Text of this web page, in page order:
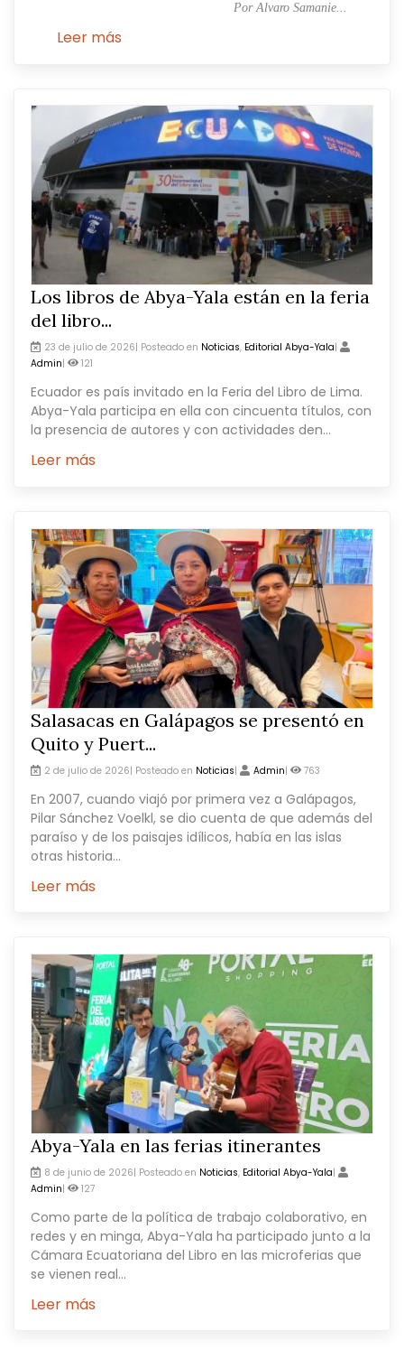
Por Alvaro Samanie...
Leer más
Los libros de Abya-Yala están en la feria
del libro...
23 de julio de 2026| Posteado en Noticias, Editorial Abya-Yala|
Admin| 121
Ecuador es país invitado en la Feria del Libro de Lima.
Abya-Yala participa en ella con cincuenta títulos, con
la presencia de autores y con actividades den...
Leer más
Salasacas en Galápagos se presentó en
Quito y Puert...
2 de julio de 2026| Posteado en Noticias| Admin| 763
En 2007, cuando viajó por primera vez a Galápagos,
Pilar Sánchez Voelkl, se dio cuenta de que además del
paraíso y de los paisajes idílicos, había en las islas
otras historia...
Leer más
Abya-Yala en las ferias itinerantes
8 de junio de 2026| Posteado en Noticias, Editorial Abya-Yala|
Admin| 127
Como parte de la política de trabajo colaborativo, en
redes y en minga, Abya-Yala ha participado junto a la
Cámara Ecuatoriana del Libro en las microferias que
se vienen real...
Leer más